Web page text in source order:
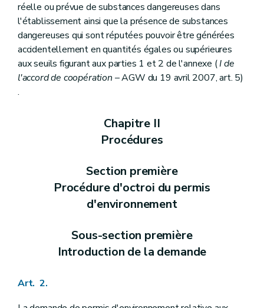
réelle ou prévue de substances dangereuses dans
l'établissement ainsi que la présence de substances
dangereuses qui sont réputées pouvoir être générées
accidentellement en quantités égales ou supérieures
aux seuils figurant aux parties 1 et 2 de l'annexe (I de
l'accord de coopération – AGW du 19 avril 2007, art. 5)
.
Chapitre II
Procédures
Section première
Procédure d'octroi du permis
d'environnement
Sous-section première
Introduction de la demande
Art. 2.